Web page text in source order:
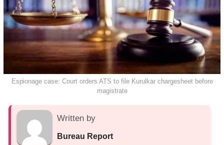
Espionage case: Court orders ATS to file Kurulkar chargesheet before
magistrate
Written by